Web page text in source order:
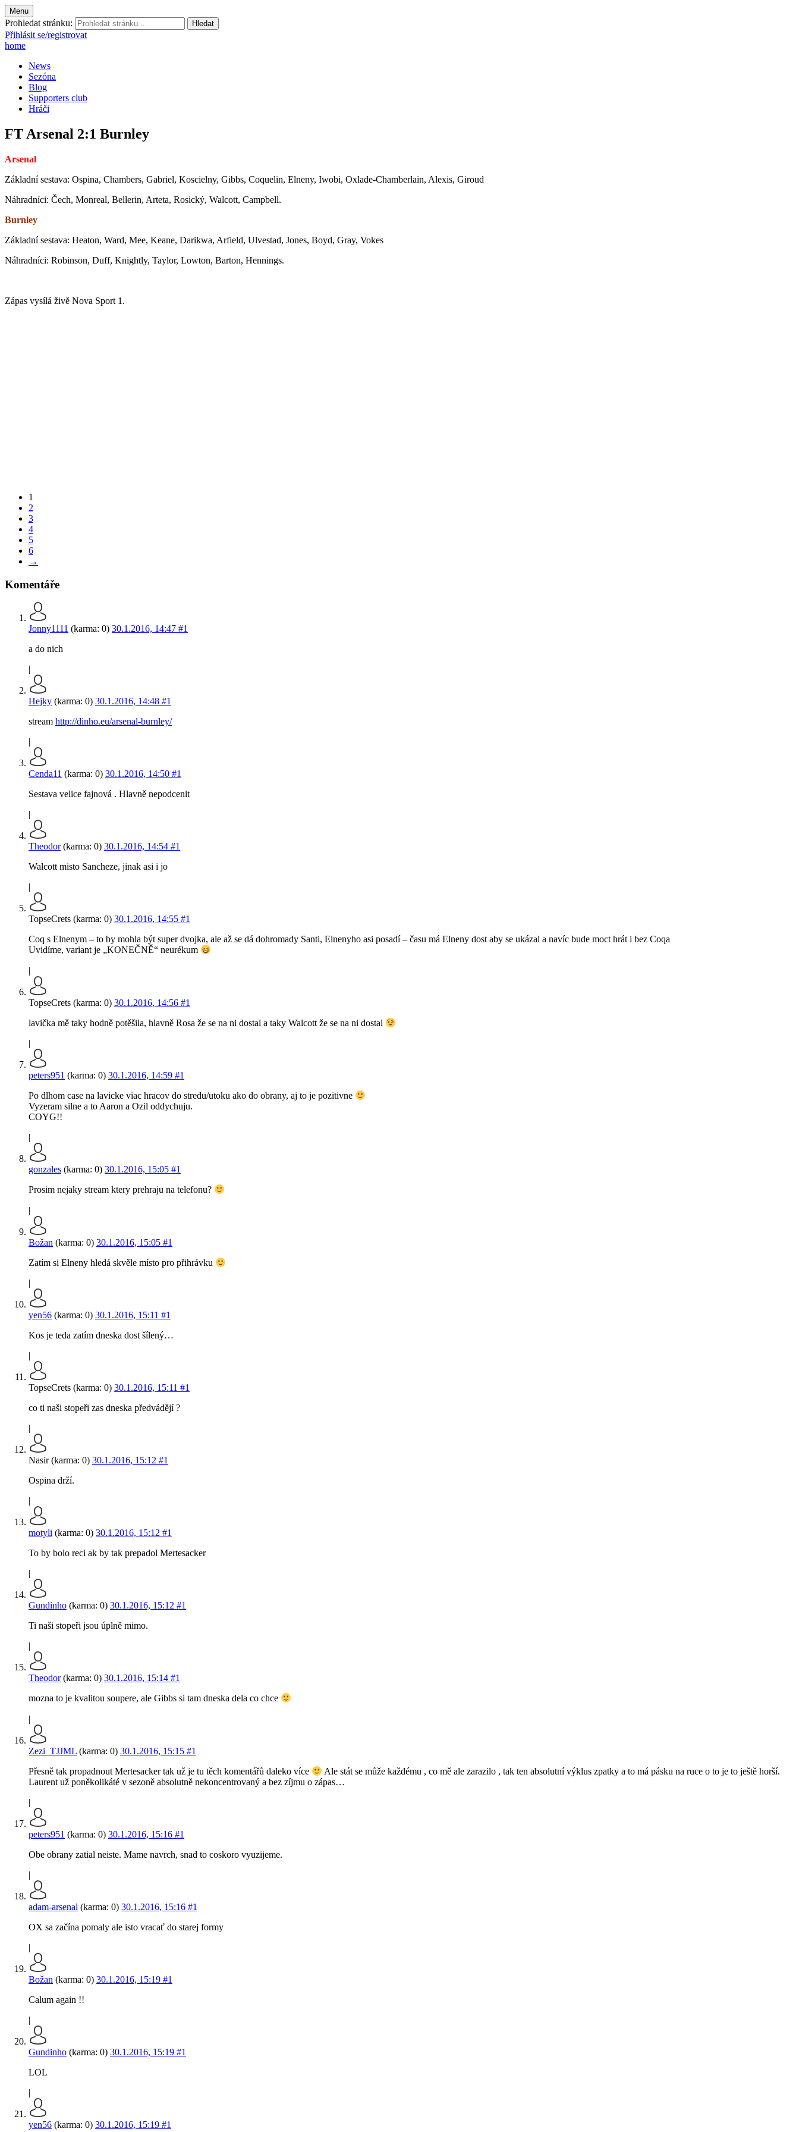
Menu
Prohledat stránku:
Přihlásit se/registrovat
home
News
Sezóna
Blog
Supporters club
Hráči
FT Arsenal 2:1 Burnley
Arsenal
Základní sestava: Ospina, Chambers, Gabriel, Koscielny, Gibbs, Coquelin, Elneny, Iwobi, Oxlade-Chamberlain, Alexis, Giroud
Náhradníci: Čech, Monreal, Bellerin, Arteta, Rosický, Walcott, Campbell.
Burnley
Základní sestava: Heaton, Ward, Mee, Keane, Darikwa, Arfield, Ulvestad, Jones, Boyd, Gray, Vokes
Náhradníci: Robinson, Duff, Knightly, Taylor, Lowton, Barton, Hennings.
Zápas vysílá živě Nova Sport 1.
1
2
3
4
5
6
→
Komentáře
Jonny1111 (karma: 0) 30.1.2016, 14:47 #1
a do nich
|
Hejky (karma: 0) 30.1.2016, 14:48 #1
stream http://dinho.eu/arsenal-burnley/
|
Cenda11 (karma: 0) 30.1.2016, 14:50 #1
Sestava velice fajnová . Hlavně nepodcenit
|
Theodor(karma: 0) 30.1.2016, 14:54 #1
Walcott misto Sancheze, jinak asi i jo
|
TopseCrets (karma: 0) 30.1.2016, 14:55 #1
Coq s Elnenym – to by mohla být super dvojka, ale až se dá dohromady Santi, Elnenyho asi posadí – času má Elneny dost aby se ukázal a navíc bude moct hrát i bez Coqa
Uvidíme, variant je „KONEČNĚ“ neurékum
|
TopseCrets (karma: 0) 30.1.2016, 14:56 #1
lavička mě taky hodně potěšila, hlavně Rosa že se na ni dostal a taky Walcott že se na ni dostal
|
peters951 (karma: 0) 30.1.2016, 14:59 #1
Po dlhom case na lavicke viac hracov do stredu/utoku ako do obrany, aj to je pozitivne
Vyzeram silne a to Aaron a Ozil oddychuju.
COYG!!
gonzales (karma: 0) 30.1.2016, 15:05 #1
Prosim nejaky stream ktery prehraju na telefonu?
|
Božan (karma: 0) 30.1.2016, 15:05 #1
Zatím si Elneny hledá skvěle místo pro přihrávku
|
yen56 (karma: 0) 30.1.2016, 15:11 #1
Kos je teda zatím dneska dost šílený…
|
TopseCrets (karma: 0) 30.1.2016, 15:11 #1
co ti naši stopeři zas dneska předvádějí ?
|
Nasir (karma: 0) 30.1.2016, 15:12 #1
Ospina drží.
|
motyli (karma: 0) 30.1.2016, 15:12 #1
To by bolo reci ak by tak prepadol Mertesacker
|
Gundinho (karma: 0) 30.1.2016, 15:12 #1
Ti naši stopeři jsou úplně mimo.
|
Theodor(karma: 0) 30.1.2016, 15:14 #1
mozna to je kvalitou soupere, ale Gibbs si tam dneska dela co chce
|
Zezi_TJJML (karma: 0) 30.1.2016, 15:15 #1
Přesně tak propadnout Mertesacker tak už je tu těch komentářů daleko více
Ale stát se může každému , co mě ale zarazilo , tak ten absolutní výklus zpatky a to má pásku na ruce o to je to ještě horší.
Laurent už poněkolikáté v sezoně absolutně nekoncentrovaný a bez zíjmu o zápas…
|
peters951 (karma: 0) 30.1.2016, 15:16 #1
Obe obrany zatial neiste. Mame navrch, snad to coskoro vyuzijeme.
|
adam-arsenal (karma: 0) 30.1.2016, 15:16 #1
OX sa začína pomaly ale isto vracať do starej formy
|
Božan (karma: 0) 30.1.2016, 15:19 #1
Calum again !!
|
Gundinho (karma: 0) 30.1.2016, 15:19 #1
LOL
|
yen56 (karma: 0) 30.1.2016, 15:19 #1